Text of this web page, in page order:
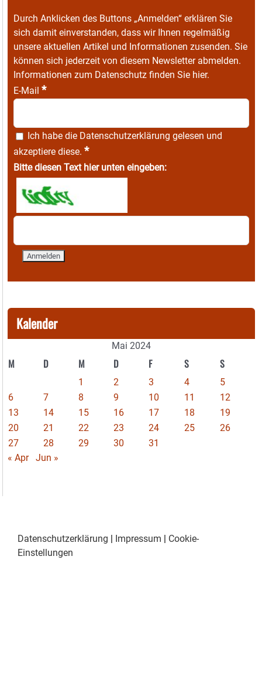
Durch Anklicken des Buttons „Anmelden“ erklären Sie
sich damit einverstanden, dass wir Ihnen regelmäßig
unsere aktuellen Artikel und Informationen zusenden. Sie
können sich jederzeit von diesem Newsletter abmelden.
Informationen zum Datenschutz finden Sie hier.
E-Mail *
Ich habe die Datenschutzerklärung gelesen und
akzeptiere diese. *
Bitte diesen Text hier unten eingeben:
Kalender
Mai 2024
M D M D F S S
1 2 3 4
5
6
7 8 9 10 11
12
13
14 15 16 17 18
19
20
21 22 23 24 25
26
27
28 29 30
31
« Apr
Jun »
Datenschutzerklärung | Impressum | Cookie-
Einstellungen